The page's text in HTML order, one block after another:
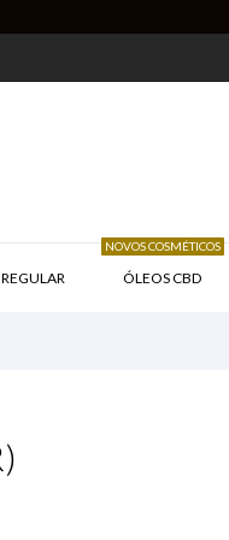
ÓLEOS CBD
NOVOS COSMÉTICOS